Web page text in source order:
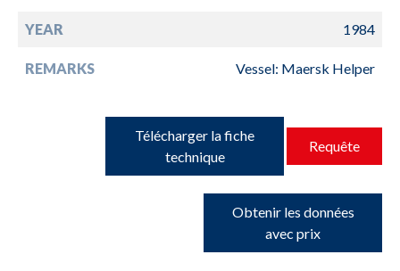
YEAR 1984
REMARKS Vessel: Maersk Helper
Télécharger la fiche
technique
Requête
Obtenir les données
avec prix